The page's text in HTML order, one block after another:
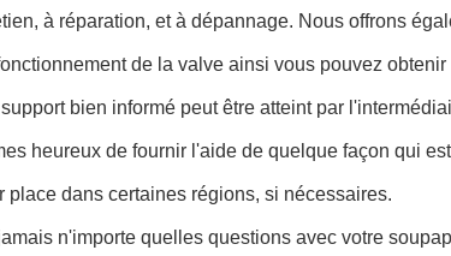
à réparation, et à dépannage. Nous offrons
de la valve ainsi vous pouvez
bien informé peut être atteint par
heureux de fournir l'aide de quelque façon qui
place dans certaines régions, si nécessaires.
n'importe quelles questions avec votre